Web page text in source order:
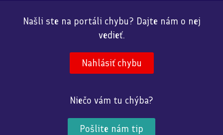
Našli ste na portáli chybu? Dajte nám o nej
vedieť.
Nahlásiť chybu
Niečo vám tu chýba?
Pošlite nám tip